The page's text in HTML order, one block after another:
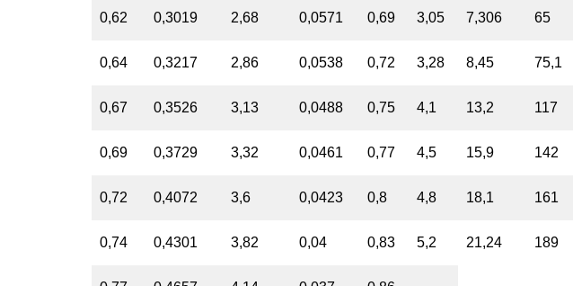
0,62 0,3019 2,68 0,0571 0,69 3,05 7,306 65
0,64 0,3217 2,86 0,0538 0,72 3,28 8,45 75,1
0,67 0,3526 3,13 0,0488 0,75 4,1 13,2 117
0,69 0,3729 3,32 0,0461 0,77 4,5 15,9 142
0,72 0,4072 3,6 0,0423 0,8 4,8 18,1 161
0,74 0,4301 3,82 0,04 0,83 5,2 21,24 189